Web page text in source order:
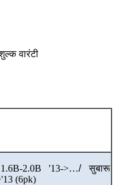
वारंटी
2.0B '13->…/सुबारू
(6pk)